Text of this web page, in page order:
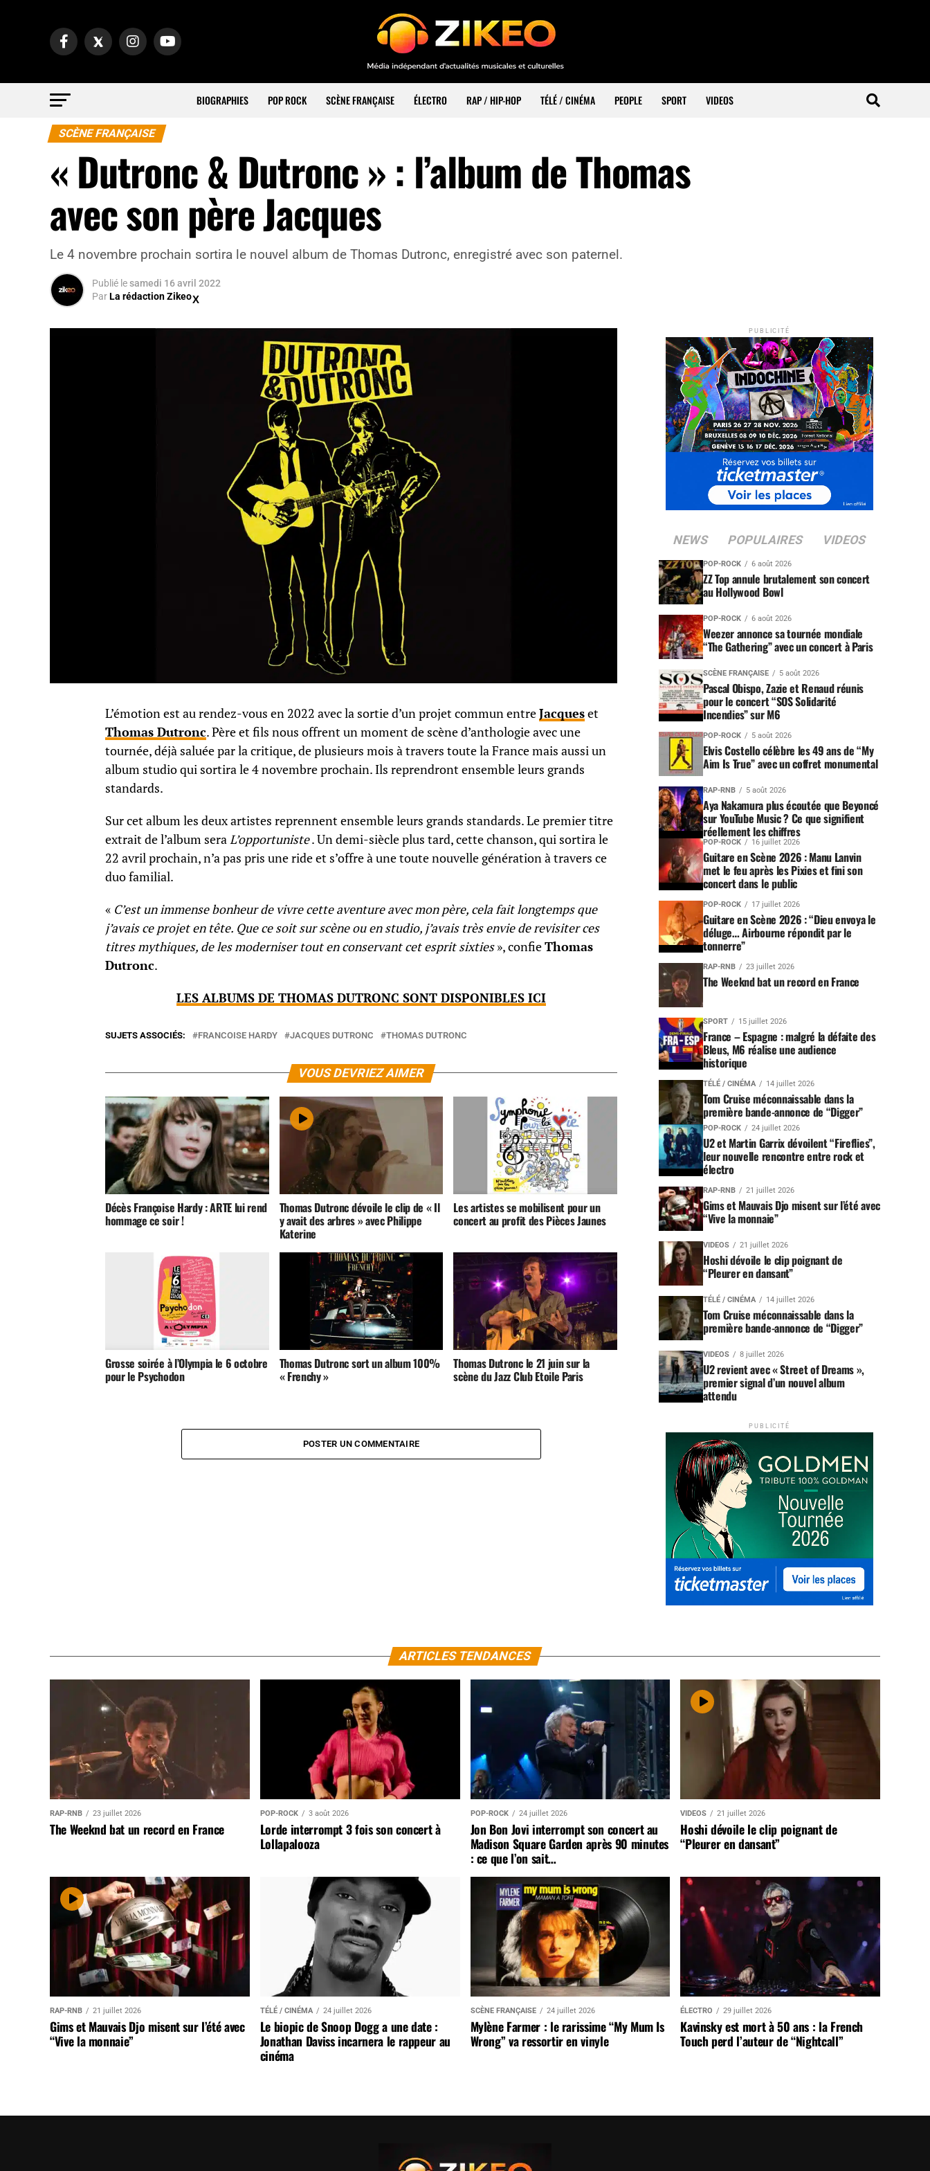
BIOGRAPHIES POP ROCK SCÈNE FRANÇAISE ÉLECTRO RAP / HIP-HOP TÉLÉ / CINÉMA PEOPLE SPORT VIDEOS
SCÈNE FRANÇAISE
« Dutronc & Dutronc » : l’album de Thomas
avec son père Jacques
Le 4 novembre prochain sortira le nouvel album de Thomas Dutronc, enregistré avec son paternel.
Publié lesamedi 16 avril 2022
ParLa rédaction Zikeo
L’émotion est au rendez-vous en 2022 avec la sortie d’un projet commun entreJacqueset
Thomas Dutronc. Père et fils nous offrent un moment de scène d’anthologie avec une
tournée, déjà saluée par la critique, de plusieurs mois à travers toute la France mais aussi un
album studio qui sortira le 4 novembre prochain. Ils reprendront ensemble leurs grands
standards.
Sur cet album les deux artistes reprennent ensemble leurs grands standards. Le premier titre
extrait de l’album sera L’opportuniste. Un demi-siècle plus tard, cette chanson, qui sortira le
22 avril prochain, n’a pas pris une ride et s’offre à une toute nouvelle génération à travers ce
duo familial.
« C’est un immense bonheur de vivre cette aventure avec mon père, cela fait longtemps que
j’avais ce projet en tête. Que ce soit sur scène ou en studio, j’avais très envie de revisiter ces
titres mythiques, de les moderniser tout en conservant cet esprit sixties», confieThomas
Dutronc.
LES ALBUMS DE THOMAS DUTRONC SONT DISPONIBLES ICI
SUJETS ASSOCIÉS: FRANCOISE HARDY JACQUES DUTRONC THOMAS DUTRONC
VOUS DEVRIEZ AIMER
Décès Françoise Hardy : ARTE lui rend
hommage ce soir !
Thomas Dutronc dévoile le clip de « Il
y avait des arbres » avec Philippe
Katerine
Les artistes se mobilisent pour un
concert au profit des Pièces Jaunes
Grosse soirée à l’Olympia le 6 octobre
pour le Psychodon
Thomas Dutronc sort un album 100%
« Frenchy »
Thomas Dutronc le 21 juin sur la
scène du Jazz Club Etoile Paris
POSTER UN COMMENTAIRE
PUBLICITÉ
NEWS POPULAIRES VIDEOS
POP-ROCK 6 août 2026
ZZ Top annule brutalement son concert
au Hollywood Bowl
POP-ROCK 6 août 2026
Weezer annonce sa tournée mondiale
“The Gathering” avec un concert à Paris
SCÈNE FRANÇAISE 5 août 2026
Pascal Obispo, Zazie et Renaud réunis
pour le concert “SOS Solidarité
Incendies” sur M6
POP-ROCK 5 août 2026
Elvis Costello célèbre les 49 ans de “My
Aim Is True” avec un coffret monumental
RAP-RNB 5 août 2026
Aya Nakamura plus écoutée que Beyoncé
sur YouTube Music ? Ce que signifient
réellement les chiffres
POP-ROCK 16 juillet 2026
Guitare en Scène 2026 : Manu Lanvin
met le feu après les Pixies et fini son
concert dans le public
POP-ROCK 17 juillet 2026
Guitare en Scène 2026 : “Dieu envoya le
déluge… Airbourne répondit par le
tonnerre”
RAP-RNB 23 juillet 2026
The Weeknd bat un record en France
SPORT 15 juillet 2026
France – Espagne : malgré la défaite des
Bleus, M6 réalise une audience
historique
TÉLÉ / CINÉMA 14 juillet 2026
Tom Cruise méconnaissable dans la
première bande-annonce de “Digger”
POP-ROCK 24 juillet 2026
U2 et Martin Garrix dévoilent “Fireflies”,
leur nouvelle rencontre entre rock et
électro
RAP-RNB 21 juillet 2026
Gims et Mauvais Djo misent sur l’été avec
“Vive la monnaie”
VIDEOS 21 juillet 2026
Hoshi dévoile le clip poignant de
“Pleurer en dansant”
TÉLÉ / CINÉMA 14 juillet 2026
Tom Cruise méconnaissable dans la
première bande-annonce de “Digger”
VIDEOS 8 juillet 2026
U2 revient avec « Street of Dreams »,
premier signal d’un nouvel album
attendu
PUBLICITÉ
ARTICLES TENDANCES
RAP-RNB 23 juillet 2026
The Weeknd bat un record en France
POP-ROCK 3 août 2026
Lorde interrompt 3 fois son concert à
Lollapalooza
POP-ROCK 24 juillet 2026
Jon Bon Jovi interrompt son concert au
Madison Square Garden après 90 minutes
: ce que l’on sait…
VIDEOS 21 juillet 2026
Hoshi dévoile le clip poignant de
“Pleurer en dansant”
RAP-RNB 21 juillet 2026
Gims et Mauvais Djo misent sur l’été avec
“Vive la monnaie”
TÉLÉ / CINÉMA 24 juillet 2026
Le biopic de Snoop Dogg a une date :
Jonathan Daviss incarnera le rappeur au
cinéma
SCÈNE FRANÇAISE 24 juillet 2026
Mylène Farmer : le rarissime “My Mum Is
Wrong” va ressortir en vinyle
ÉLECTRO 29 juillet 2026
Kavinsky est mort à 50 ans : la French
Touch perd l’auteur de “Nightcall”